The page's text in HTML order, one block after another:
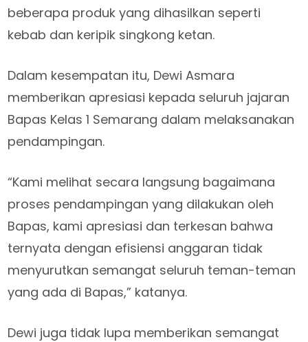
beberapa produk yang dihasilkan seperti
kebab dan keripik singkong ketan.
Dalam kesempatan itu, Dewi Asmara
memberikan apresiasi kepada seluruh jajaran
Bapas Kelas 1 Semarang dalam melaksanakan
pendampingan.
“Kami melihat secara langsung bagaimana
proses pendampingan yang dilakukan oleh
Bapas, kami apresiasi dan terkesan bahwa
ternyata dengan efisiensi anggaran tidak
menyurutkan semangat seluruh teman-teman
yang ada di Bapas,” katanya.
Dewi juga tidak lupa memberikan semangat